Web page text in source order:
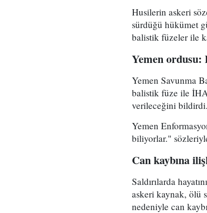
Husilerin askeri
sürdüğü hükümet
balistik füzeler ile
Yemen ordusu:
Yemen Savunma
balistik füze ile İHA
verileceğini bildirdi.
Yemen
biliyorlar."
Can kaybına
Saldırılarda
askeri kaynak, ölü
nedeniyle can